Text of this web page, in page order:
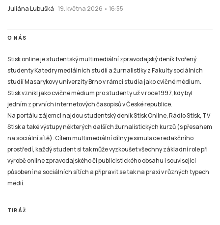
Juliána Lubušká 19. května 2026 • 16:55
O NÁS
Stisk online je studentský multimediální zpravodajský deník tvořený
studenty Katedry mediálních studií a žurnalistiky z Fakulty sociálních
studií Masarykovy univerzity Brno v rámci studia jako cvičné médium.
Stisk vznikl jako cvičné médium pro studenty už v roce 1997, kdy byl
jedním z prvních internetových časopisů v České republice.
Na portálu zájemci najdou studentský deník Stisk Online, Rádio Stisk, TV
Stisk a také výstupy některých dalších žurnalistických kurzů (s přesahem
na sociální sítě). Cílem multimediální dílny je simulace redakčního
prostředí, každý student si tak může vyzkoušet všechny základní role při
výrobě online zpravodajského či publicistického obsahu i související
působení na sociálních sítích a připravit se tak na praxi v různých typech
médií.
TIRÁŽ